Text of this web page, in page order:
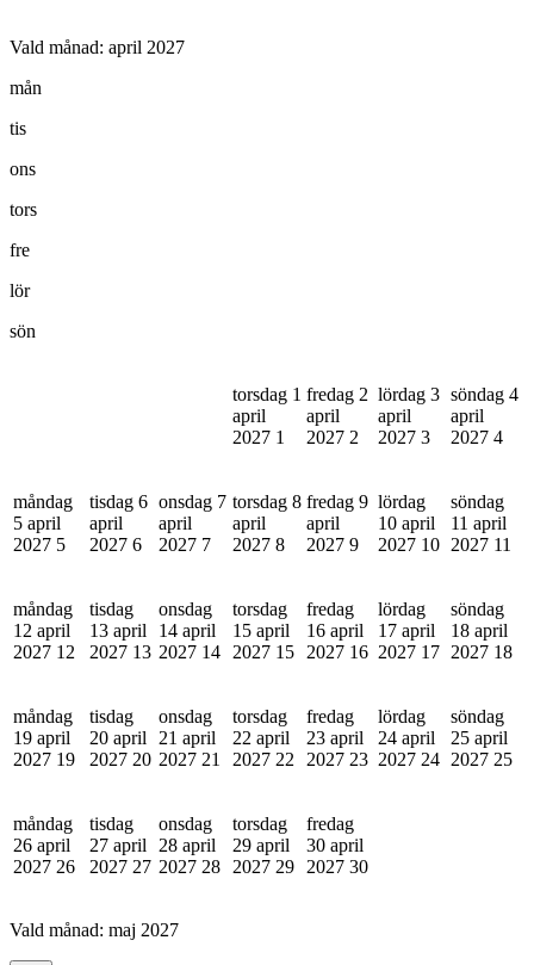
Vald månad: april 2027
mån
tis
ons
tors
fre
lör
sön
torsdag 1
april
2027 1
fredag 2
april
2027 2
lördag 3
april
2027 3
söndag 4
april
2027 4
måndag
5 april
2027 5
tisdag 6
april
2027 6
onsdag 7
april
2027 7
torsdag 8
april
2027 8
fredag 9
april
2027 9
lördag
10 april
2027 10
söndag
11 april
2027 11
måndag
12 april
2027 12
tisdag
13 april
2027 13
onsdag
14 april
2027 14
torsdag
15 april
2027 15
fredag
16 april
2027 16
lördag
17 april
2027 17
söndag
18 april
2027 18
måndag
19 april
2027 19
tisdag
20 april
2027 20
onsdag
21 april
2027 21
torsdag
22 april
2027 22
fredag
23 april
2027 23
lördag
24 april
2027 24
söndag
25 april
2027 25
måndag
26 april
2027 26
tisdag
27 april
2027 27
onsdag
28 april
2027 28
torsdag
29 april
2027 29
fredag
30 april
2027 30
Vald månad: maj 2027